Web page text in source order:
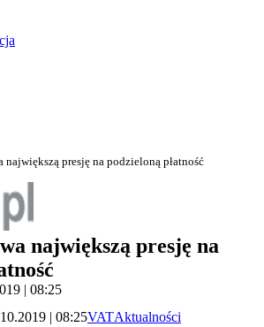
największą presję na podzieloną płatność
największą presję na
| 08:25
| 08:25VATAktualności